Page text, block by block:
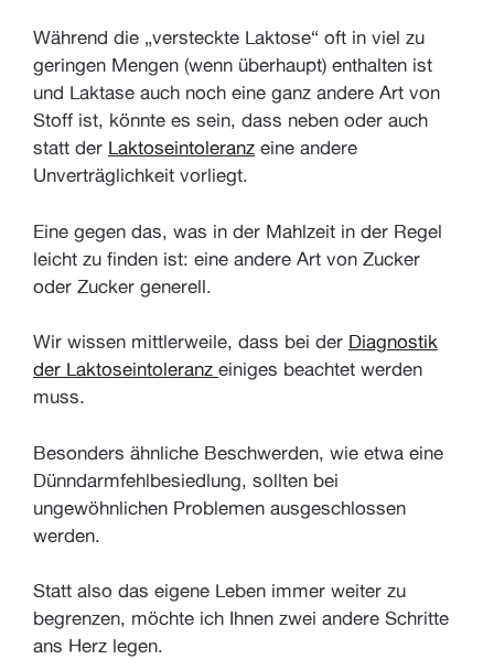
Während die „versteckte Laktose“ oft in viel zu
geringen Mengen (wenn überhaupt) enthalten ist
und Laktase auch noch eine ganz andere Art von
Stoff ist, könnte es sein, dass neben oder auch
statt der Laktoseintoleranz eine andere
Unverträglichkeit vorliegt.
Eine gegen das, was in der Mahlzeit in der Regel
leicht zu finden ist: eine andere Art von Zucker
oder Zucker generell.
Wir wissen mittlerweile, dass bei der Diagnostik
der Laktoseintoleranz einiges beachtet werden
muss.
Besonders ähnliche Beschwerden, wie etwa eine
Dünndarmfehlbesiedlung, sollten bei
ungewöhnlichen Problemen ausgeschlossen
werden.
Statt also das eigene Leben immer weiter zu
begrenzen, möchte ich Ihnen zwei andere Schritte
ans Herz legen.